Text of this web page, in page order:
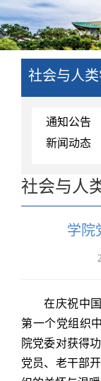
社会与人
通知公告
新闻动态
社会与人
学院
在庆祝中
第一个党组织
院党委对获得
党员、老干部